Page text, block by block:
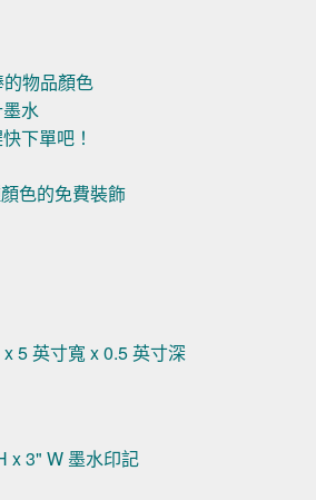
物品顏色
水
下單吧！
色的免費裝飾
5 英寸寬 x 0.5 英寸深
x 3" W 墨水印記